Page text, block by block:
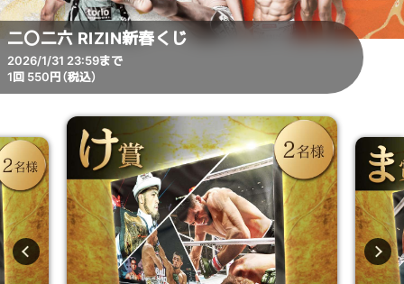
二〇二六 RIZIN新春くじ
2026/1/31 23:59まで
1回 550円（税込）